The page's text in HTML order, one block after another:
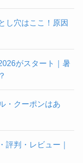
し穴はここ！原因
がスタート｜暑
・クーポンはあ
評判・レビュー｜